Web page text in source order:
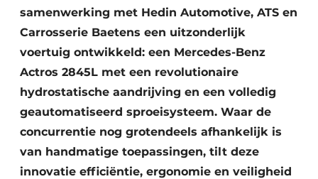
samenwerking met Hedin Automotive, ATS en
Carrosserie Baetens een uitzonderlijk
voertuig ontwikkeld: een Mercedes-Benz
Actros 2845L met een revolutionaire
hydrostatische aandrijving en een volledig
geautomatiseerd sproeisysteem. Waar de
concurrentie nog grotendeels afhankelijk is
van handmatige toepassingen, tilt deze
innovatie efficiëntie, ergonomie en veiligheid